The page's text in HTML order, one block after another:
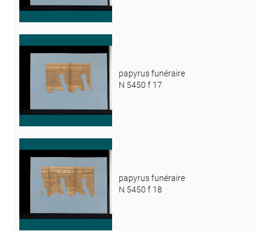
papyrus funéraire
N 5450 f 17
papyrus funéraire
N 5450 f 18